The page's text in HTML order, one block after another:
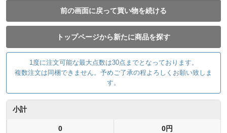
前の画面に戻って買い物を続ける
トップページから新たに商品を探す
1度に注文可能な最大点数は30点までとなっております。
複数注文は同梱できません。予めご了承の程よろしくお願い致しま
す。
小計
0 0円